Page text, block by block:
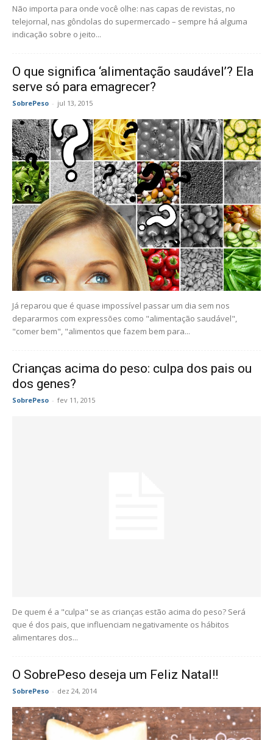
Não importa para onde você olhe: nas capas de revistas, no
telejornal, nas gôndolas do supermercado – sempre há alguma
indicação sobre o jeito...
O que significa ‘alimentação saudável’? Ela
serve só para emagrecer?
SobrePeso - jul 13, 2015
Já reparou que é quase impossível passar um dia sem nos
depararmos com expressões como "alimentação saudável",
"comer bem", "alimentos que fazem bem para...
Crianças acima do peso: culpa dos pais ou
dos genes?
SobrePeso - fev 11, 2015
De quem é a "culpa" se as crianças estão acima do peso? Será
que é dos pais, que influenciam negativamente os hábitos
alimentares dos...
O SobrePeso deseja um Feliz Natal!!
SobrePeso - dez 24, 2014